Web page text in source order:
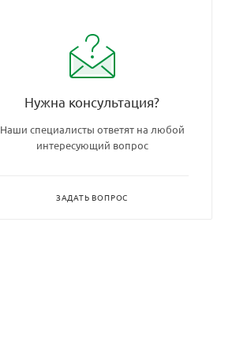
Нужна консультация?
Наши специалисты ответят на любой
интересующий вопрос
ЗАДАТЬ ВОПРОС